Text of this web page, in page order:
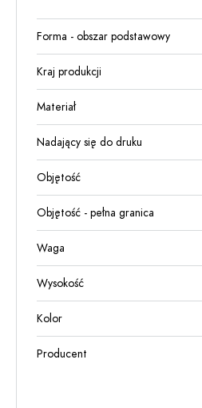
Forma - obszar podstawowy
Kraj produkcji
Materiał
Nadający się do druku
Objętość
Objętość - pełna granica
Waga
Wysokość
Kolor
Producent